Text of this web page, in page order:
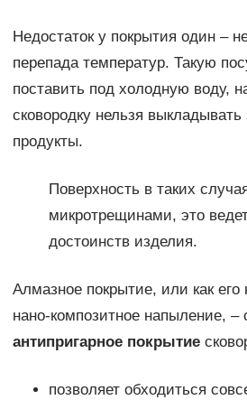
Недостаток у покрытия один –
перепада температур. Такую
поставить под холодную воду,
сковородку нельзя
продукты.
Поверхность в таких
микротрещинами, это
достоинств изделия.
Алмазное покрытие, или как
нано-композитное напыление, –
антипригарное покрытие
позволяет обходиться